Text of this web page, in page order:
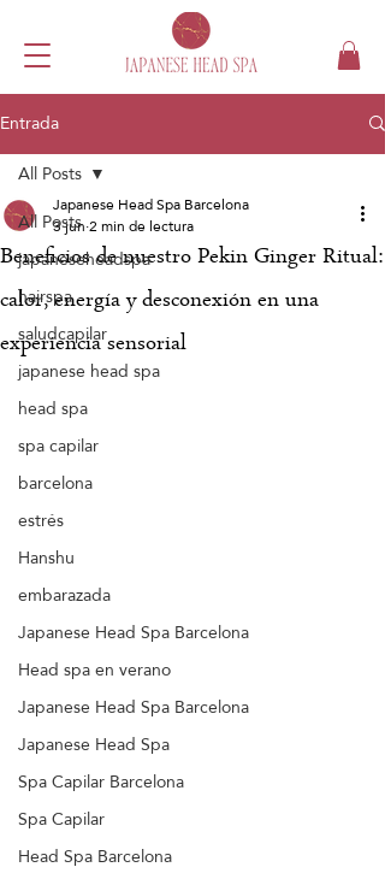
Entrada
All Posts
japaneseheadspa
hairspa
saludcapilar
japanese head spa
head spa
spa capilar
barcelona
estrés
Hanshu
embarazada
Japanese Head Spa Barcelona
Head spa en verano
Japanese Head Spa Barcelona
Japanese Head Spa
Spa Capilar Barcelona
Spa Capilar
Head Spa Barcelona
All Posts
Beneficios de nuestro Pekin Ginger Ritual:
calor, energía y desconexión en una
experiencia sensorial
Japanese Head Spa Barcelona
3 jun2 min de lectura